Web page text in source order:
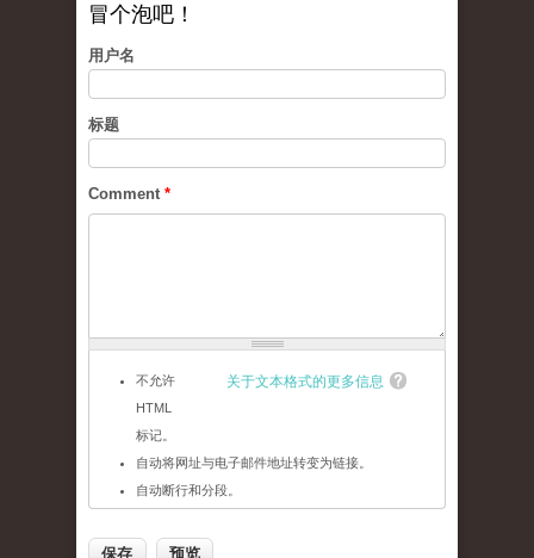
冒个泡吧！
用户名
标题
Comment *
关于文本格式的更多信息
不允许
HTML
标记。
自动将网址与电子邮件地址转变为链接。
自动断行和分段。